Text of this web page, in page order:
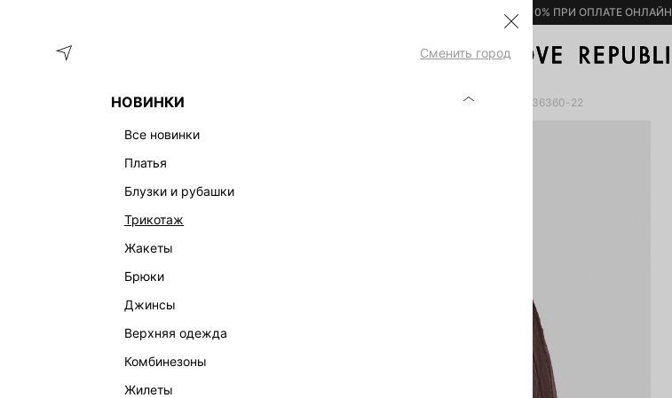
– 10% ПРИ ОПЛАТЕ ОНЛАЙН
Сменить город
НОВИНКИ
все новинки
платья
блузки и рубашки
трикотаж
жакеты
брюки
джинсы
верхняя одежда
комбинезоны
жилеты
ОДЕЖДА
РУБАШКА ИЗ ЖАТОГО ШИФОНА 5255036360-22